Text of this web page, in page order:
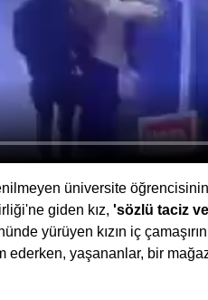
üniversite
giden kız, 'sözlü taciz
yürüyen kızın iç
ederken, yaşananlar, bir